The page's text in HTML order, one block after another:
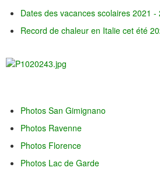
Dates des vacances scolaires 2021 -
Record de chaleur en Italie cet été
Photos San Gimignano
Photos Ravenne
Photos Florence
Photos Lac de Garde